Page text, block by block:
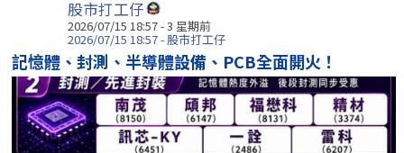
股市打工仔
2026/07/15 18:57 - 3 星期前
2026/07/15 18:57 - 股市打工仔
記憶體、封測、半導體設備、PCB全面開火！